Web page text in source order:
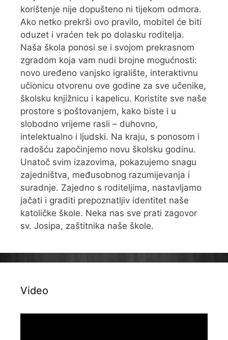
korištenje nije dopušteno ni tijekom odmora.
Ako netko prekrši ovo pravilo, mobitel će biti
oduzet i vraćen tek po dolasku roditelja.
Naša škola ponosi se i svojom prekrasnom
zgradom koja vam nudi brojne mogućnosti:
novo uređeno vanjsko igralište, interaktivnu
učionicu otvorenu ove godine za sve učenike,
školsku knjižnicu i kapelicu. Koristite sve naše
prostore s poštovanjem, kako biste i u
slobodno vrijeme rasli – duhovno,
intelektualno i ljudski. Na kraju, s ponosom i
radošću započinjemo novu školsku godinu.
Unatoč svim izazovima, pokazujemo snagu
zajedništva, međusobnog razumijevanja i
suradnje. Zajedno s roditeljima, nastavljamo
jačati i graditi prepoznatljiv identitet naše
katoličke škole. Neka nas sve prati zagovor
sv. Josipa, zaštitnika naše škole.
Video